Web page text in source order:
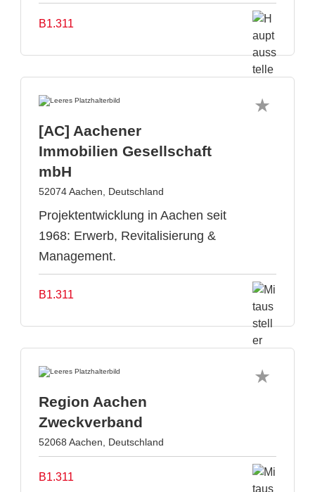
B1.311
[AC] Aachener
Immobilien Gesellschaft
mbH
52074 Aachen, Deutschland
Projektentwicklung in Aachen seit
1968: Erwerb, Revitalisierung &
Management.
B1.311
Region Aachen
Zweckverband
52068 Aachen, Deutschland
B1.311